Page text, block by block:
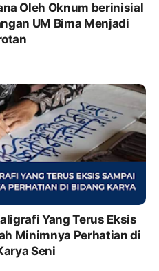
Oleh Oknum berinisial
UM Bima Menjadi
Yang Terus Eksis
Minimnya Perhatian di
Seni